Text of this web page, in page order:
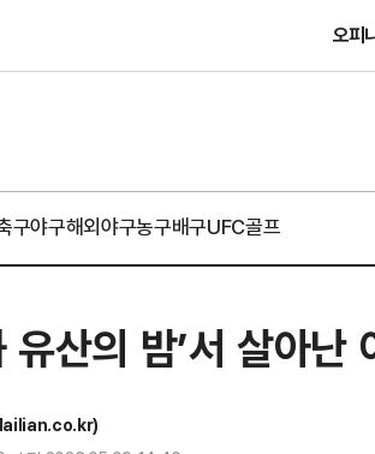
오피
구야구해외야구농구배구UFC골프
유산의 밤’서 살아